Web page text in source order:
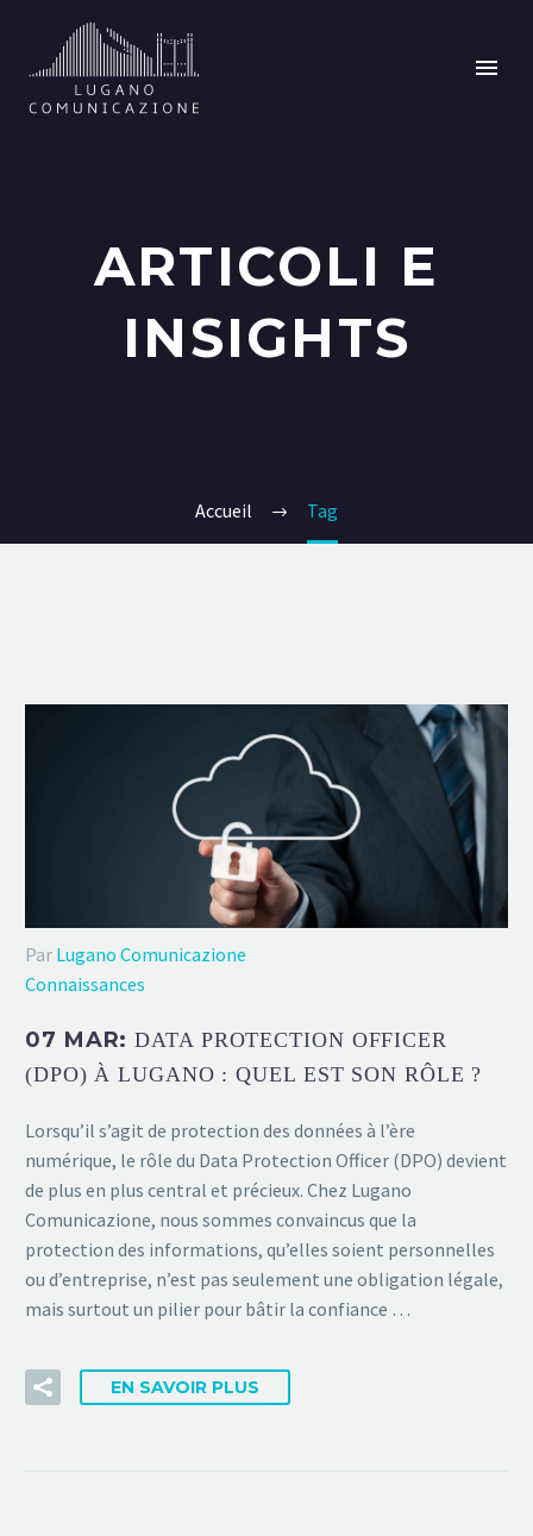
ARTICOLI E
INSIGHTS
Accueil Tag
Par Lugano Comunicazione
Connaissances
07 MAR:DATA PROTECTION OFFICER
(DPO) À LUGANO : QUEL EST SON RÔLE ?
Lorsqu’il s’agit de protection des données à l’ère
numérique, le rôle du Data Protection Officer (DPO) devient
de plus en plus central et précieux. Chez Lugano
Comunicazione, nous sommes convaincus que la
protection des informations, qu’elles soient personnelles
ou d’entreprise, n’est pas seulement une obligation légale,
mais surtout un pilier pour bâtir la confiance …
EN SAVOIR PLUS